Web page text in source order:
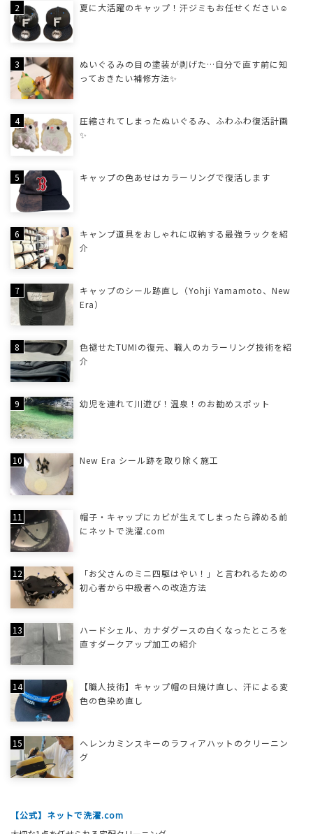
夏に大活躍のキャップ！汗ジミもお任せください☺
ぬいぐるみの目の塗装が剥げた…自分で直す前に知
っておきたい補修方法✨
圧縮されてしまったぬいぐるみ、ふわふわ復活計画
✨
キャップの色あせはカラーリングで復活します
キャンプ道具をおしゃれに収納する最強ラックを紹
介
キャップのシール跡直し（Yohji Yamamoto、New
Era）
色褪せたTUMIの復元、職人のカラーリング技術を紹
介
幼児を連れて川遊び！温泉！のお勧めスポット
New Era シール跡を取り除く施工
帽子・キャップにカビが生えてしまったら諦める前
にネットで洗濯.com
「お父さんのミニ四駆はやい！」と言われるための
初心者から中級者への改造方法
ハードシェル、カナダグースの白くなったところを
直すダークアップ加工の紹介
【職人技術】キャップ帽の日焼け直し、汗による変
色の色染め直し
ヘレンカミンスキーのラフィアハットのクリーニン
グ
【公式】ネットで洗濯.com